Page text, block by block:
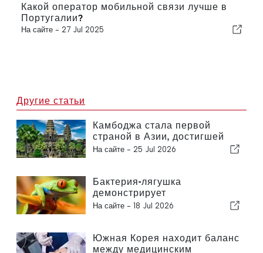
Какой оператор мобильной связи лучше в
Португалии?
На сайте - 27 Jul 2025
Другие статьи
Камбоджа стала первой
страной в Азии, достигшей
важной вехи в борьбе с ВИЧ
На сайте - 25 Jul 2026
Бактерия-лягушка
демонстрирует
многообещающие результаты
На сайте - 18 Jul 2026
Южная Корея находит баланс
между медицинским